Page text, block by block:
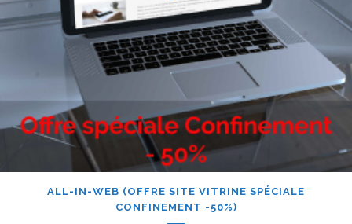
ALL-IN-WEB (OFFRE SITE VITRINE SPÉCIALE
CONFINEMENT -50%)